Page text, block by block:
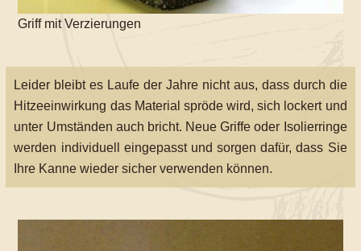
Griff mit Verzierungen
Leider bleibt es Laufe der Jahre nicht aus, dass durch die
Hitzeeinwirkung das Material spröde wird, sich lockert und
unter Umständen auch bricht. Neue Griffe oder Isolierringe
werden individuell eingepasst und sorgen dafür, dass Sie
Ihre Kanne wieder sicher verwenden können.